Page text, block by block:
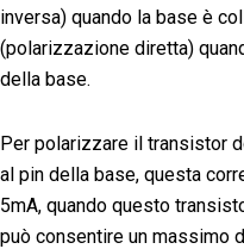
inversa) quando la base è
(polarizzazione diretta)
della base.
Per polarizzare il transistor
al pin della base, questa
5mA, quando questo
può consentire un massimo